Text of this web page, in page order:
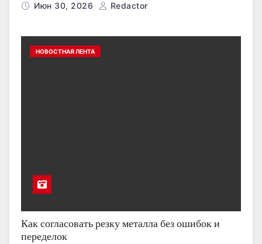
Июн 30, 2026 Redactor
НОВОСТНАЯ ЛЕНТА
Как согласовать резку металла без ошибок и
переделок